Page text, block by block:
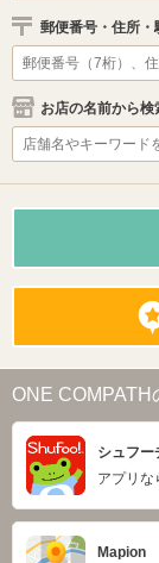
郵便番号・住所・
お店の名前から検
ONE COMPATH
シュフー
アプリな
Mapion